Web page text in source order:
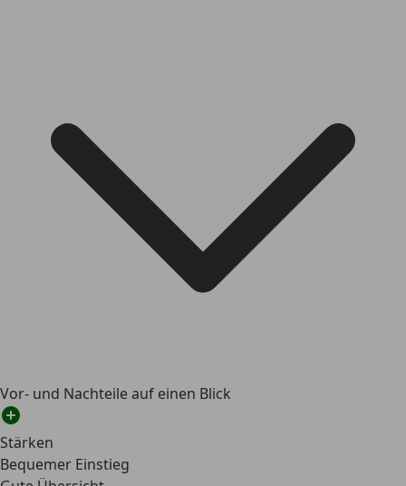
Vor- und Nachteile auf einen Blick
Stärken
Bequemer Einstieg